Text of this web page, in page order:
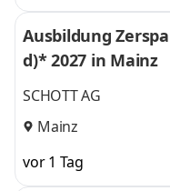
Ausbildung
d)* 2027 in Mainz
SCHOTT AG
Mainz
vor 1 Tag